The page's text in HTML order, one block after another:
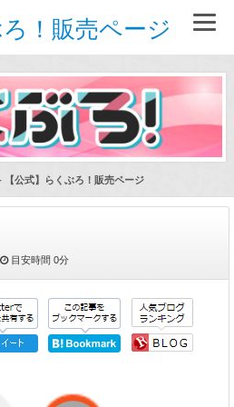
ろ！販売ページ
公式】らくぶろ！販売ページ
目安時間 0分